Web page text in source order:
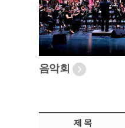
음악회
제 목